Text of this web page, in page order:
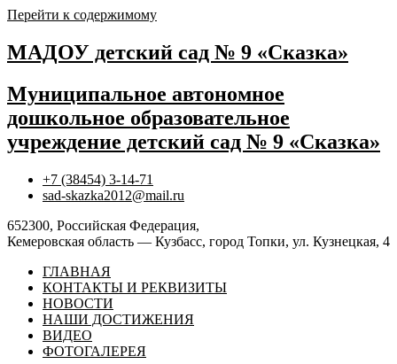
Перейти к содержимому
МАДОУ детский сад № 9 «Сказка»
Муниципальное автономное
дошкольное образовательное
учреждение детский сад № 9 «Сказка»
+7 (38454) 3-14-71
sad-skazka2012@mail.ru
652300, Российская Федерация,
Кемеровская область — Кузбасс, город Топки, ул. Кузнецкая, 4
ГЛАВНАЯ
КОНТАКТЫ И РЕКВИЗИТЫ
НОВОСТИ
НАШИ ДОСТИЖЕНИЯ
ВИДЕО
ФОТОГАЛЕРЕЯ